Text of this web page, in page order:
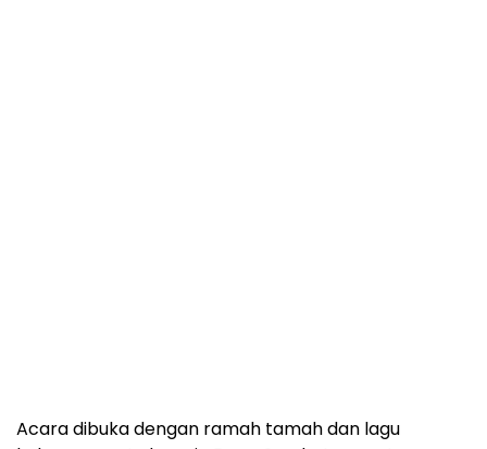
Acara dibuka dengan ramah tamah dan lagu